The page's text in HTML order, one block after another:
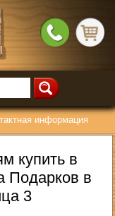
информация
купить в
Подарков в
3